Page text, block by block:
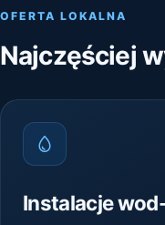
OFERTA LOKALNA
Najczęściej
Instalacje